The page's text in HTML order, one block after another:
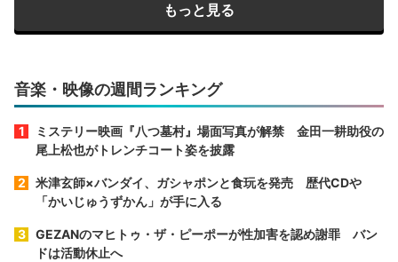
もっと見る
音楽・映像の週間ランキング
ミステリー映画『八つ墓村』場面写真が解禁 金田一耕助役の
尾上松也がトレンチコート姿を披露
米津玄師×バンダイ、ガシャポンと食玩を発売 歴代CDや
「かいじゅうずかん」が手に入る
GEZANのマヒトゥ・ザ・ピーポーが性加害を認め謝罪 バン
ドは活動休止へ